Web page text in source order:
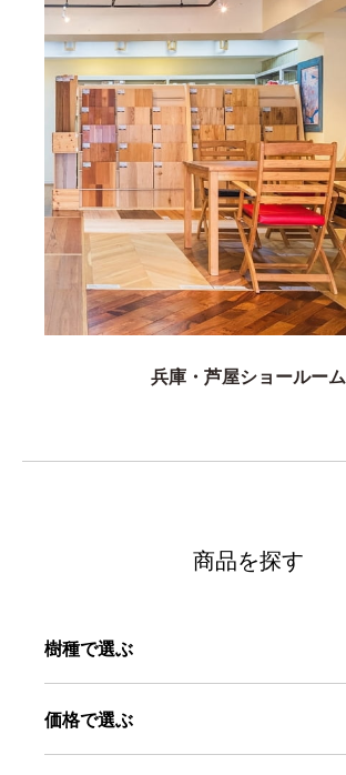
兵庫・芦屋ショールーム
商品を探す
樹種で選ぶ
価格で選ぶ